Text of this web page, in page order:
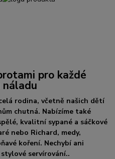
pro každé
náladu
rodina, včetně našich dětí
chutná. Nabízíme také
kvalitní sypané a sáčkové
nebo Richard, medy,
koření. Nechybí ani
servírování..